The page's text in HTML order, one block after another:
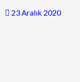
23 Aralık 2020